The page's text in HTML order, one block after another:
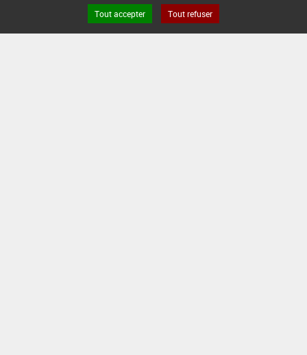
Tout accepter Tout refuser